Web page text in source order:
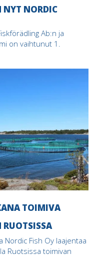
NYT NORDIC
Ab:n ja
on vaihtunut 1.
TOIMIVA
RUOTSISSA
Fish Oy laajentaa
Ruotsissa toimivan